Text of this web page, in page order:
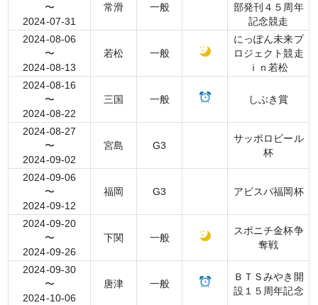
〜
2024-07-31
常滑 一般
部発刊４５周年
記念競走
2024-08-06
〜
2024-08-13
若松 一般
にっぽん未来プ
ロジェクト競走
ｉｎ若松
2024-08-16
〜
2024-08-22
三国 一般 しぶき賞
2024-08-27
〜
2024-09-02
宮島 G3
サッポロビール
杯
2024-09-06
〜
2024-09-12
福岡 G3 アビスパ福岡杯
2024-09-20
〜
2024-09-26
下関 一般
スポニチ金杯争
奪戦
2024-09-30
〜
2024-10-06
唐津 一般
ＢＴＳみやき開
設１５周年記念